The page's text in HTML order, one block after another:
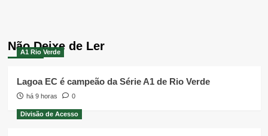
Não Deixe de Ler
A1 Rio Verde
Lagoa EC é campeão da Série A1 de Rio Verde
há 9 horas 0
Divisão de Acesso